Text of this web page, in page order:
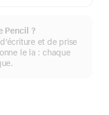
Pencil ?
et de prise
le la : chaque